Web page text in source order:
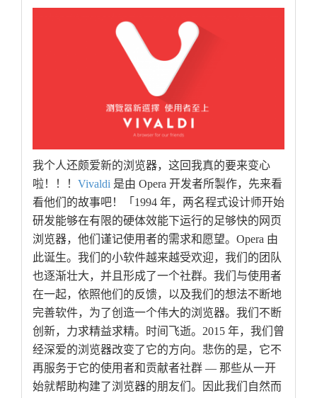
我个人还颇爱新的浏览器，这回我真的要来变心
啦！！！ Vivaldi 是由 Opera 开发者所製作，先来看
看他们的故事吧！「1994 年，两名程式设计师开始
研发能够在有限的硬体效能下运行的足够快的网页
浏览器，他们谨记使用者的需求和愿望。Opera 由
此诞生。我们的小软件越来越受欢迎，我们的团队
也逐渐壮大，并且形成了一个社群。我们与使用者
在一起，依照他们的反馈，以及我们的想法不断地
完善软件，为了创造一个伟大的浏览器。我们不断
创新，力求精益求精。时间飞逝。2015 年，我们曾
经深爱的浏览器改变了它的方向。悲伤的是，它不
再服务于它的使用者和贡献者社群 — 那些从一开
始就帮助构建了浏览器的朋友们。因此我们自然而